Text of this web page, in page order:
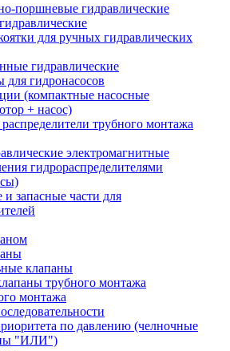
поршневые гидравлические
для ручных гидравлических
гидравлические
гидронасосов
(компактные насосные
+ насос)
трубного монтажа
электромагнитные
гидрораспределителями
запасные части для
клапаны
трубного монтажа
монтажа
по давлению (челночные
"ИЛИ")